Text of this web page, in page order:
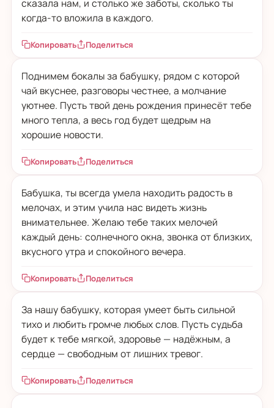
сказала нам, и столько же заботы, сколько ты
когда-то вложила в каждого.
Копировать Поделиться
Поднимем бокалы за бабушку, рядом с которой
чай вкуснее, разговоры честнее, а молчание
уютнее. Пусть твой день рождения принесёт тебе
много тепла, а весь год будет щедрым на
хорошие новости.
Копировать Поделиться
Бабушка, ты всегда умела находить радость в
мелочах, и этим учила нас видеть жизнь
внимательнее. Желаю тебе таких мелочей
каждый день: солнечного окна, звонка от близких,
вкусного утра и спокойного вечера.
Копировать Поделиться
За нашу бабушку, которая умеет быть сильной
тихо и любить громче любых слов. Пусть судьба
будет к тебе мягкой, здоровье — надёжным, а
сердце — свободным от лишних тревог.
Копировать Поделиться